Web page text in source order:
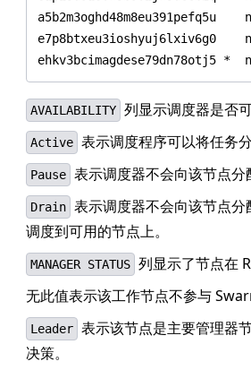
AVAILABILITY 列显示调度器是否
Active 表示调度程序可以将任务
Pause 表示调度器不会向该节点分
Drain 表示调度器不会向该节点
调度到可用的节点上。
MANAGER STATUS 列显示了节点在
无此值表示该工作节点不参与
Leader 表示该节点是主要管理器
决策。